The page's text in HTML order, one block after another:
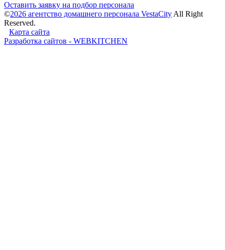
Оставить заявку на подбор персонала
©2026 агентство домашнего персонала VestaCity All Right
Reserved.
Карта сайта
Разработка сайтов - WEBKITCHEN